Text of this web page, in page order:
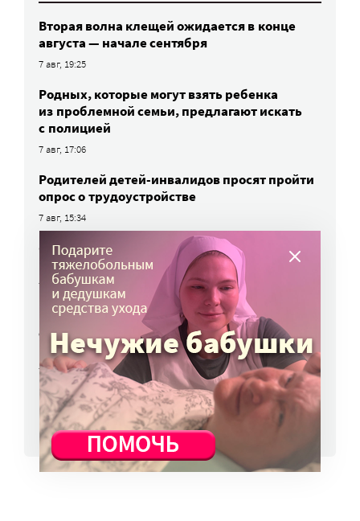
Вторая волна клещей ожидается в конце
августа — начале сентября
7 авг, 19:25
Родных, которые могут взять ребенка
из проблемной семьи, предлагают искать
с полицией
7 авг, 17:06
Родителей детей-инвалидов просят пройти
опрос о трудоустройстве
7 авг, 15:34
«Энхерту» от рака груди включили
в перечень жизненно важных препаратов
7 авг, 15:15
НКО часто рискуют нарушить закон
о персональных данных. Как этого
избежать?
7 авг, 13:13
ВСЕ НОВОСТИ